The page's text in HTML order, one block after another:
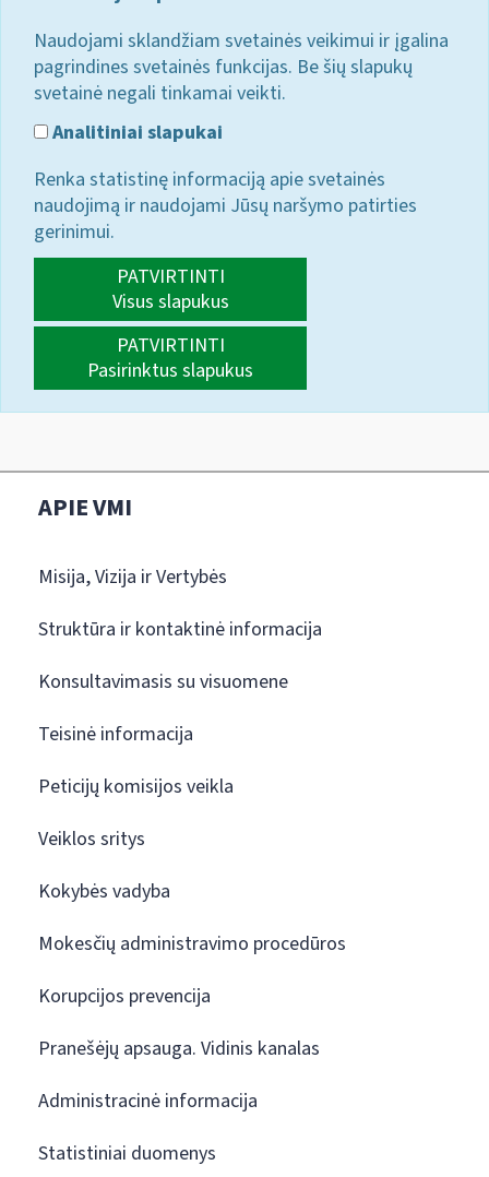
Naudojami sklandžiam svetainės veikimui ir įgalina
pagrindines svetainės funkcijas. Be šių slapukų
svetainė negali tinkamai veikti.
Analitiniai slapukai
Renka statistinę informaciją apie svetainės
naudojimą ir naudojami Jūsų naršymo patirties
gerinimui.
PATVIRTINTI
Visus slapukus
PATVIRTINTI
Pasirinktus slapukus
APIE VMI
Misija, Vizija ir Vertybės
Struktūra ir kontaktinė informacija
Konsultavimasis su visuomene
Teisinė informacija
Peticijų komisijos veikla
Veiklos sritys
Kokybės vadyba
Mokesčių administravimo procedūros
Korupcijos prevencija
Pranešėjų apsauga. Vidinis kanalas
Administracinė informacija
Statistiniai duomenys